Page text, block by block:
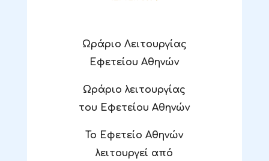
Ωράριο Λειτουργίας
Εφετείου Αθηνών
Ωράριο λειτουργίας
του Εφετείου Αθηνών
Το Εφετείο Αθηνών
λειτουργεί από